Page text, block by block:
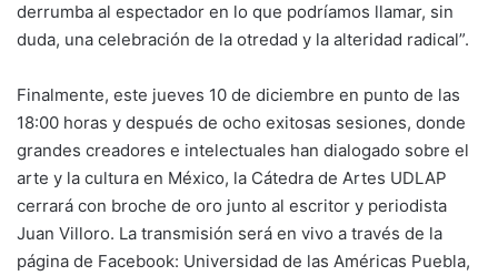
derrumba al espectador en lo que podríamos llamar, sin
duda, una celebración de la otredad y la alteridad radical”.
Finalmente, este jueves 10 de diciembre en punto de las
18:00 horas y después de ocho exitosas sesiones, donde
grandes creadores e intelectuales han dialogado sobre el
arte y la cultura en México, la Cátedra de Artes UDLAP
cerrará con broche de oro junto al escritor y periodista
Juan Villoro. La transmisión será en vivo a través de la
página de Facebook: Universidad de las Américas Puebla,